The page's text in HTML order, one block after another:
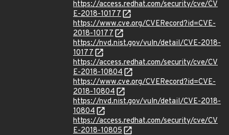
https://access.redhat.com/security/cve/CV
E-2018-10177
https://www.cve.org/CVERecord?id=CVE-
2018-10177
https://nvd.nist.gov/vuln/detail/CVE-2018-
10177
https://access.redhat.com/security/cve/CV
E-2018-10804
https://www.cve.org/CVERecord?id=CVE-
2018-10804
https://nvd.nist.gov/vuln/detail/CVE-2018-
10804
https://access.redhat.com/security/cve/CV
E-2018-10805